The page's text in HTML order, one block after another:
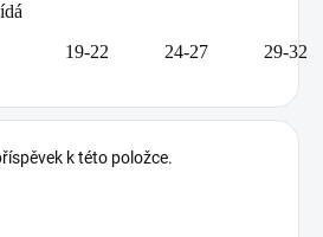
19-22 24-27 29-32
k této položce.